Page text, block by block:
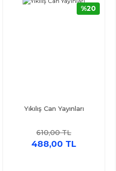
Yıkılış Can Yayınları
610,00 TL
488,00 TL
%20